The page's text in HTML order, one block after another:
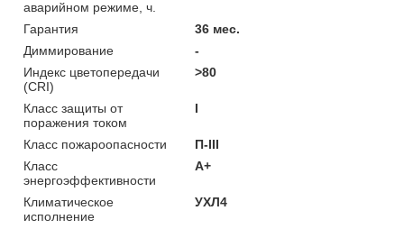
аварийном режиме, ч.
Гарантия
36 мес.
Диммирование
-
Индекс цветопередачи
(CRI)
>80
Класс защиты от
поражения током
I
Класс пожароопасности
П-ІІІ
Класс
энергоэффективности
A+
Климатическое
исполнение
УХЛ4